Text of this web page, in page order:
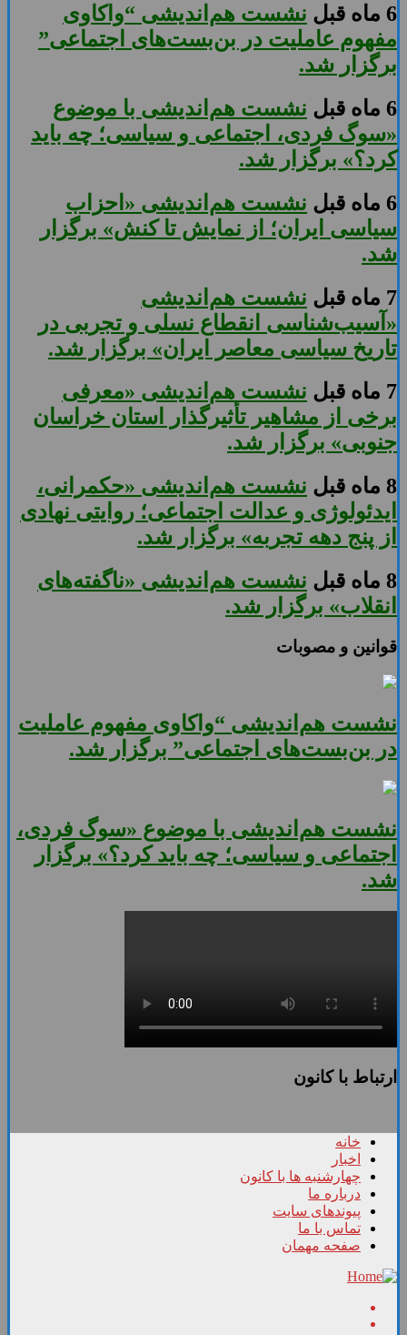
6 ماه قبل
نشست هم‌اندیشی “واکاوی
مفهوم عاملیت در بن‌بست‌های اجتماعی”
برگزار شد.
6 ماه قبل
نشست هم‌اندیشی با موضوع
«سوگ فردی، اجتماعی و سیاسی؛ چه باید
کرد؟» برگزار شد.
6 ماه قبل
نشست هم‌اندیشی «احزاب
سیاسی ایران؛ از نمایش تا کنش» برگزار
شد.
7 ماه قبل
نشست هم‌اندیشی
«آسیب‌شناسی انقطاع نسلی و تجربی در
تاریخ سیاسی معاصر ایران» برگزار شد.
7 ماه قبل
نشست هم‌اندیشی «معرفی
برخی از مشاهیر تأثیرگذار استان خراسان
جنوبی» برگزار شد.
8 ماه قبل
نشست هم‌اندیشی «حکمرانی،
ایدئولوژی و عدالت اجتماعی؛ روایتی نهادی
از پنج دهه تجربه» برگزار شد.
8 ماه قبل
نشست هم‌اندیشی «ناگفته‌های
انقلاب» برگزار شد.
قوانین و مصوبات
نشست هم‌اندیشی “واکاوی مفهوم عاملیت
در بن‌بست‌های اجتماعی” برگزار شد.
نشست هم‌اندیشی با موضوع «سوگ فردی،
اجتماعی و سیاسی؛ چه باید کرد؟» برگزار
شد.
ارتباط با کانون
خانه
اخبار
چهارشنبه ها با کانون
درباره ما
پیوندهای سایت
تماس با ما
صفحه مهمان